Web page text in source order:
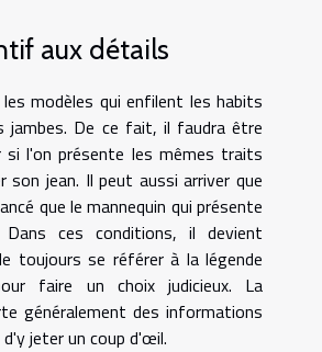
aux détails
modèles qui enfilent les habits
jambes. De ce fait, il faudra être
l'on présente les mêmes traits
son jean. Il peut aussi arriver que
que le mannequin qui présente
ces conditions, il devient
toujours se référer à la légende
faire un choix judicieux. La
généralement des informations
jeter un coup d'œil.